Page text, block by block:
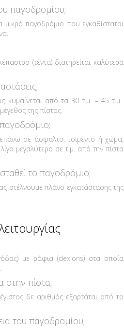
παγοδρομίου;
μικρό παγοδρόμιο που εγκαθίσταται
(τέντα) διατηρείται καλύτερα
κυμαίνεται από τα 30 τ.μ. – 45 τ.μ.
της πίστας.
σε άσφαλτο, τσιμέντο ή χώμα,
μεγαλύτερο σε τ.μ. από την πίστα
το παγοδρόμιο;
στέλνουμε πλάνο εγκατάστασης της
με ράφια (dexions) στα οποία
στην πίστα;
δε αριθμός εξαρτάται από το
του παγοδρομίου;